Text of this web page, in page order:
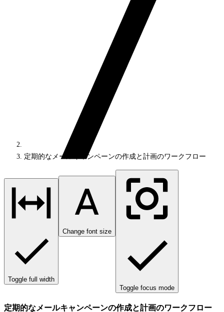
定期的なメールキャンペーンの作成と計画のワークフロー
Toggle full width
Change font size
Toggle focus mode
定期的なメールキャンペーンの作成と計画のワークフロー